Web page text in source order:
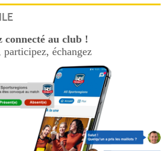
connecté au club !
participez, échangez